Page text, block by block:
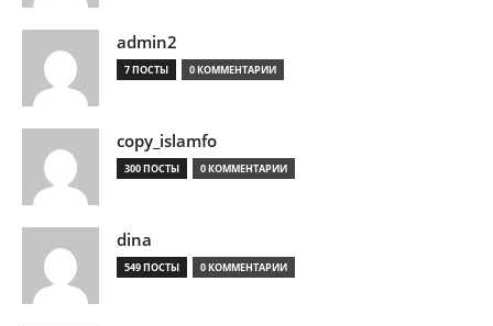
admin2
7 ПОСТЫ 0 КОММЕНТАРИИ
copy_islamfo
300 ПОСТЫ 0 КОММЕНТАРИИ
dina
549 ПОСТЫ 0 КОММЕНТАРИИ